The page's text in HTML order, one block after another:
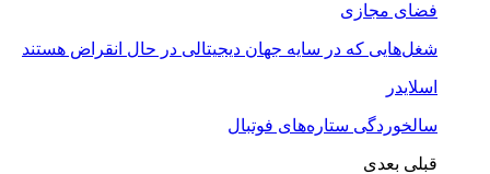
فضای مجازی
شغل‌‌هایی که در سایه جهان دیجیتالی در حال انقراض هستند
اسلایدر
سالخوردگی ستاره‌های فوتبال
قبلی بعدی